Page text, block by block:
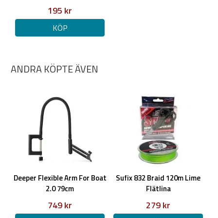
Ekolodets skanninghastighet: Upp till 15 / sekund
Ekolods lägen: Från land, Båt, Isfiske, Bait Boat, Visa bara
skanning, Bara skanning (utan GPS)
Driftstemperatur: -20°C till 40°C/-4°F till 104°F
GNSS (globala positioneringssystem som stöds): GPS,
Driftstid: GPS På/On upp till 9 timmar, med GPS
Av/Off upp till 15 timmar
Laddningsteknik: Snabb laddning, 80 % på 60 minuter, 100 %
på 110 minuter.
Internt batteri: Li-Ion, 3,8V laddningsbart, 1300 mAh
Strömadapter (ingår ej i förpackningen,
rekommenderas): Inmatning 110V/220V. Utmatning mikro-
Anslutningstyp: Wi-Fi
Anslutningsräckvidd: Stabil anslutning upp till 120 m/394 ft.
195 kr
KÖP
ANDRA KÖPTE ÄVEN
Deeper Flexible Arm For Boat
2.0 79cm
749 kr
Sufix 832 Braid 120m Lime
Flätlina
279 kr